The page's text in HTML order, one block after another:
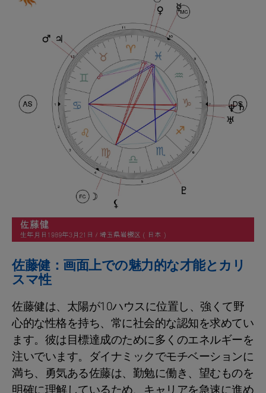
佐藤健：画面上での魅力的な才能とカリ
スマ性
佐藤健は、太陽が10ハウスに位置し、強くて野
心的な性格を持ち、常に社会的な認知を求めてい
ます。彼は目標達成のために多くのエネルギーを
注いでいます。ダイナミックでモチベーションに
満ち、勇気ある佐藤は、勤勉に働き、望むものを